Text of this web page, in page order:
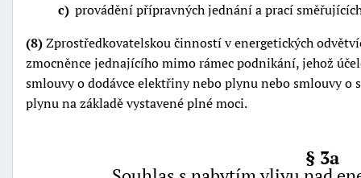
c provádění přípravných jednání a prací
(8)Zprostředkovatelskou činností v energetických
zmocněnce jednajícího mimo rámec podnikání, jehož
smlouvy o dodávce elektřiny nebo plynu nebo smlouvy o
plynu na základě vystavené plné moci.
§ 3a